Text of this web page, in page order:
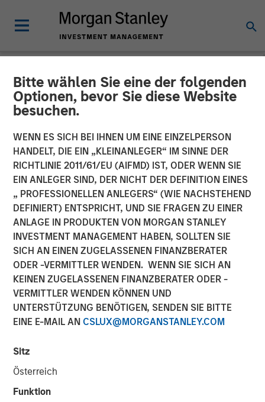
Bitte wählen Sie eine der folgenden
Optionen, bevor Sie diese Website
besuchen.
WENN ES SICH BEI IHNEN UM EINE EINZELPERSON
HANDELT, DIE EIN „KLEINANLEGER“ IM SINNE DER
RICHTLINIE 2011/61/EU (AIFMD) IST, ODER WENN SIE
EIN ANLEGER SIND, DER NICHT DER DEFINITION EINES
„ PROFESSIONELLEN ANLEGERS“ (WIE NACHSTEHEND
DEFINIERT) ENTSPRICHT, UND SIE FRAGEN ZU EINER
ANLAGE IN PRODUKTEN VON MORGAN STANLEY
INVESTMENT MANAGEMENT HABEN, SOLLTEN SIE
SICH AN EINEN ZUGELASSENEN FINANZBERATER
ODER -VERMITTLER WENDEN. WENN SIE SICH AN
KEINEN ZUGELASSENEN FINANZBERATER ODER -
VERMITTLER WENDEN KÖNNEN UND
UNTERSTÜTZUNG BENÖTIGEN, SENDEN SIE BITTE
EINE E-MAIL AN CSLUX@MORGANSTANLEY.COM
Sitz
Österreich
Funktion
NEWSROOM
Adam Love Named Chief
Executive Officer of Allstar
Services
19 OKTOBER 2023
MINNEAPOLIS, MN – October 19, 2023
Allstar Services announced today that its Board of
Directors has appointed Adam Love as Chief Executive
multiple leadership roles in the residential and
commercial services sectors, most recently as Chief
solutions provider SMS Assist.